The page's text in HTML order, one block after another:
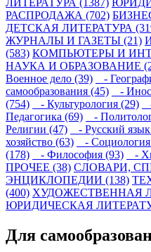
ЛИТЕРАТУРА (1387)
РАСПРОДАЖА (702)
ДЕТСКАЯ ЛИТЕРАТУРА
ЖУРНАЛЫ И ГАЗЕТЫ (21)
(583) КОМПЬЮТЕРЫ И
НАУКА И ОБРАЗОВАНИЕ
Военное дело (39)
-
самообразования (45)
-
(754)
- Культурология (29)
Педагогика (69)
-
Религии (47)
- Русский
хозяйство (63)
-
(178)
- Философия (93) -
ПРОЧЕЕ (38) СЛОВАРИ,
ЭНЦИКЛОПЕДИИ (138)
(400) ХУДОЖЕСТВЕННАЯ
ЮРИДИЧЕСКАЯ
Для